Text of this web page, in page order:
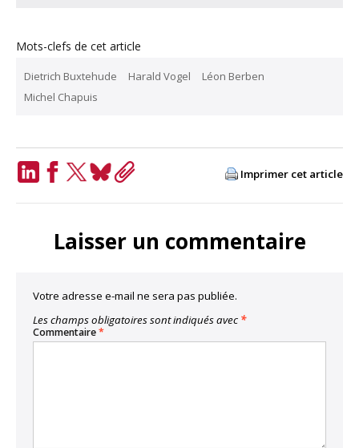
Mots-clefs de cet article
Dietrich Buxtehude Harald Vogel
Léon Berben
Michel Chapuis
Imprimer cet article
Laisser un commentaire
Votre adresse e-mail ne sera pas publiée.
Les champs obligatoires sont indiqués avec *
Commentaire*